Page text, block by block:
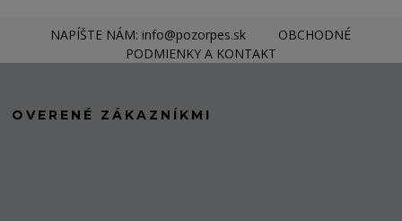
NAPÍŠTE NÁM: info@pozorpes.sk
OBCHODNÉ
PODMIENKY A KONTAKT
OVERENÉ ZÁKAZNÍKMI